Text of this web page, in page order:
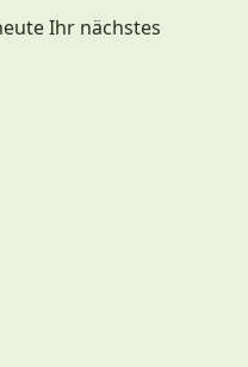
Ihr nächstes